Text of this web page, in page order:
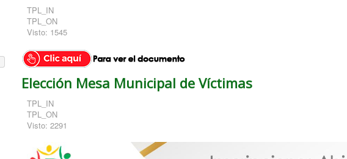
TPL_IN
TPL_ON
Visto: 1545
Elección Mesa Municipal de Víctimas
TPL_IN
TPL_ON
Visto: 2291